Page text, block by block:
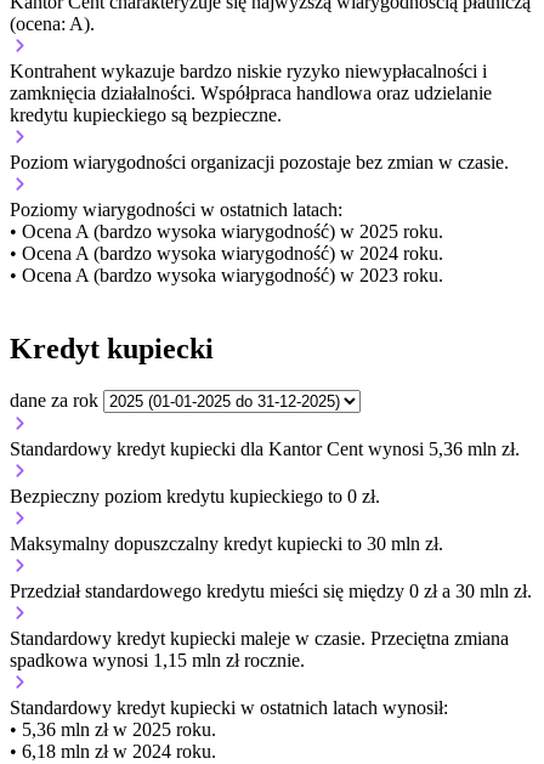
(ocena: A).
Kontrahent wykazuje bardzo niskie ryzyko niewypłacalności i
zamknięcia działalności. Współpraca handlowa oraz udzielanie
kredytu kupieckiego są bezpieczne.
Poziom wiarygodności organizacji pozostaje bez zmian w czasie.
Poziomy wiarygodności w ostatnich latach:
• Ocena A (bardzo wysoka wiarygodność) w 2025 roku.
• Ocena A (bardzo wysoka wiarygodność) w 2024 roku.
• Ocena A (bardzo wysoka wiarygodność) w 2023 roku.
Kredyt kupiecki
dane za rok
Standardowy kredyt kupiecki dla Kantor Cent wynosi 5,36 mln zł.
Bezpieczny poziom kredytu kupieckiego to 0 zł.
Maksymalny dopuszczalny kredyt kupiecki to 30 mln zł.
Przedział standardowego kredytu mieści się między 0 zł a 30 mln zł.
Standardowy kredyt kupiecki maleje w czasie. Przeciętna zmiana
spadkowa wynosi 1,15 mln zł rocznie.
Standardowy kredyt kupiecki w ostatnich latach wynosił:
• 5,36 mln zł w 2025 roku.
• 6,18 mln zł w 2024 roku.